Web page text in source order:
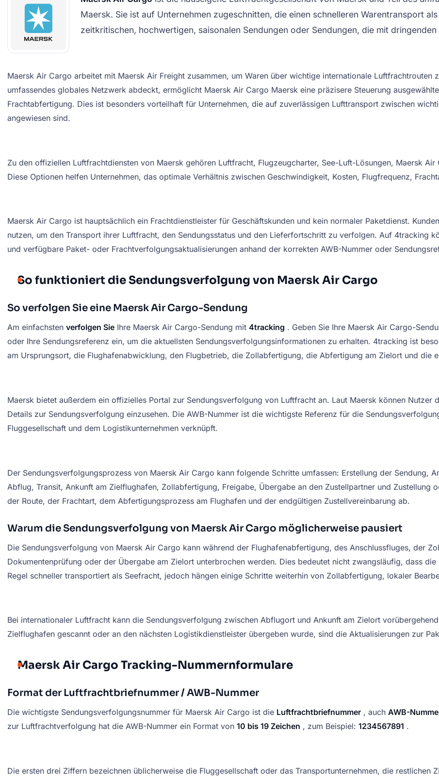
Maersk. Sie ist auf Unternehmen zugeschnitten, die einen schnelleren Warentransport
zeitkritischen, hochwertigen, saisonalen Sendungen oder Sendungen, die mit
Maersk Air Cargo arbeitet mit Maersk Air Freight zusammen, um Waren über wichtige internationale Luftfrachtrouten
umfassendes globales Netzwerk abdeckt, ermöglicht Maersk Air Cargo Maersk eine präzisere Steuerung
Frachtabfertigung. Dies ist besonders vorteilhaft für Unternehmen, die auf zuverlässigen Lufttransport zwischen
angewiesen sind.
Zu den offiziellen Luftfrachtdiensten von Maersk gehören Luftfracht, Flugzeugcharter, See-Luft-Lösungen, Maersk
Diese Optionen helfen Unternehmen, das optimale Verhältnis zwischen Geschwindigkeit, Kosten, Flugfrequenz,
Maersk Air Cargo ist hauptsächlich ein Frachtdienstleister für Geschäftskunden und kein normaler Paketdienst.
nutzen, um den Transport ihrer Luftfracht, den Sendungsstatus und den Lieferfortschritt zu verfolgen. Auf 4tracking
und verfügbare Paket- oder Frachtverfolgungsaktualisierungen anhand der korrekten AWB-Nummer oder
So funktioniert die Sendungsverfolgung von Maersk Air Cargo
So verfolgen Sie eine Maersk Air Cargo-Sendung
Am einfachsten verfolgen Sie Ihre Maersk Air Cargo-Sendung mit 4tracking . Geben Sie Ihre Maersk Air Cargo-
oder Ihre Sendungsreferenz ein, um die aktuellsten Sendungsverfolgungsinformationen zu erhalten. 4tracking ist
am Ursprungsort, die Flughafenabwicklung, den Flugbetrieb, die Zollabfertigung, die Abfertigung am Zielort und die
Maersk bietet außerdem ein offizielles Portal zur Sendungsverfolgung von Luftfracht an. Laut Maersk können Nutzer
Details zur Sendungsverfolgung einzusehen. Die AWB-Nummer ist die wichtigste Referenz für die
Fluggesellschaft und dem Logistikunternehmen verknüpft.
Der Sendungsverfolgungsprozess von Maersk Air Cargo kann folgende Schritte umfassen: Erstellung der Sendung,
Abflug, Transit, Ankunft am Zielflughafen, Zollabfertigung, Freigabe, Übergabe an den Zustellpartner und Zustellung
der Route, der Frachtart, dem Abfertigungsprozess am Flughafen und der endgültigen Zustellvereinbarung ab.
Warum die Sendungsverfolgung von Maersk Air Cargo möglicherweise pausiert
Die Sendungsverfolgung von Maersk Air Cargo kann während der Flughafenabfertigung, des Anschlussfluges, der
Dokumentenprüfung oder der Übergabe am Zielort unterbrochen werden. Dies bedeutet nicht zwangsläufig, dass
Regel schneller transportiert als Seefracht, jedoch hängen einige Schritte weiterhin von Zollabfertigung, lokaler
Bei internationaler Luftfracht kann die Sendungsverfolgung zwischen Abflugort und Ankunft am Zielort
Zielflughafen gescannt oder an den nächsten Logistikdienstleister übergeben wurde, sind die Aktualisierungen zur
Maersk Air Cargo Tracking-Nummernformulare
Format der Luftfrachtbriefnummer / AWB-Nummer
Die wichtigste Sendungsverfolgungsnummer für Maersk Air Cargo ist die Luftfrachtbriefnummer , auch AWB-
zur Luftfrachtverfolgung hat die AWB-Nummer ein Format von 10 bis 19 Zeichen , zum Beispiel: 1234567891 .
Die ersten drei Ziffern bezeichnen üblicherweise die Fluggesellschaft oder das Transportunternehmen, die restlichen